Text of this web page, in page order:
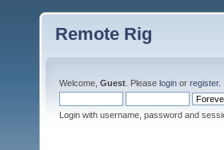
Remote Rig
Welcome, Guest . Please login or register.
Login with username, password and